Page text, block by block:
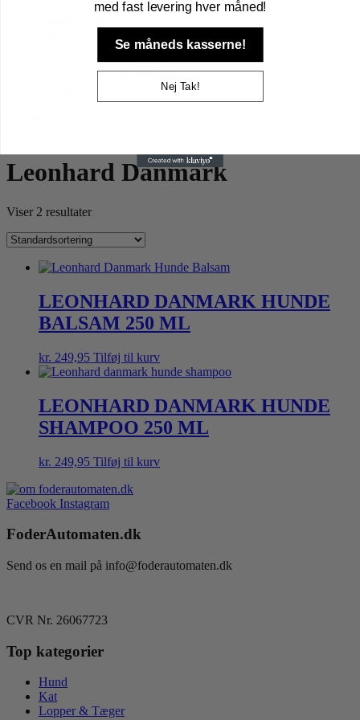
Højtider gnaver
Fugle
Havens fugle
Leonhard Danmark
Viser 2 resultater
LEONHARD DANMARK HUNDE
BALSAM 250 ML
kr. 249,95 Tilføj til kurv
LEONHARD DANMARK HUNDE
SHAMPOO 250 ML
kr. 249,95 Tilføj til kurv
Facebook Instagram
FoderAutomaten.dk
Send os en mail på info@foderautomaten.dk
CVR Nr. 26067723
Top kategorier
Hund
Kat
Lopper & Tæger
med fast levering hver måned!
Se måneds kasserne!
Nej Tak!